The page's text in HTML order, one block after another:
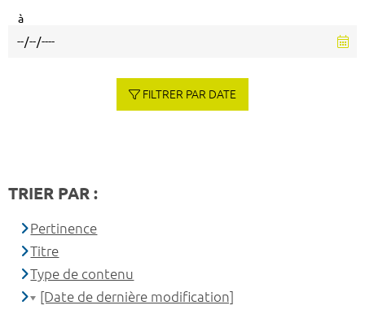
à
FILTRER PAR DATE
TRIER PAR :
Pertinence
Titre
Type de contenu
[Date de dernière modification]